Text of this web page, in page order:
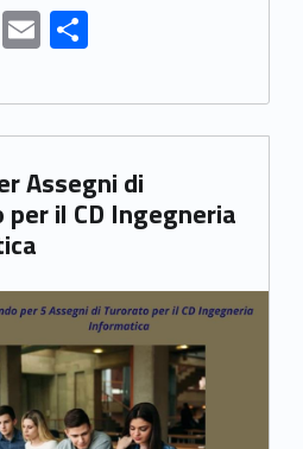
as
E
m
ai
l
C
n
di
vi
di
Assegni di
il CD Ingegneria